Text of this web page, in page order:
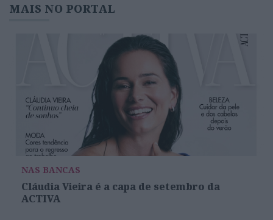
MAIS NO PORTAL
NAS BANCAS
Cláudia Vieira é a capa de setembro da
ACTIVA